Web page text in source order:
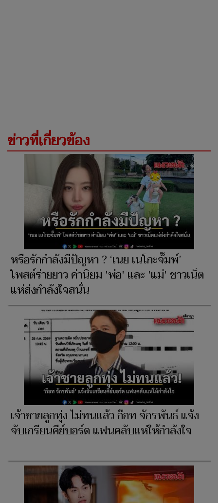
ข่าวที่เกี่ยวข้อง
หรือรักกำลังมีปัญหา ? ‘เนย เนโกะจั๊มพ์’
โพสต์ร่ายยาว ค่านิยม 'พ่อ' และ 'แม่' ชาวเน็ต
แห่ส่งกำลังใจสนั่น
เจ้าชายลูกทุ่ง ไม่ทนแล้ว ก๊อท จักรพันธ์ แจ้ง
จับเกรียนคีย์บอร์ด แฟนคลับแห่ให้กำลังใจ